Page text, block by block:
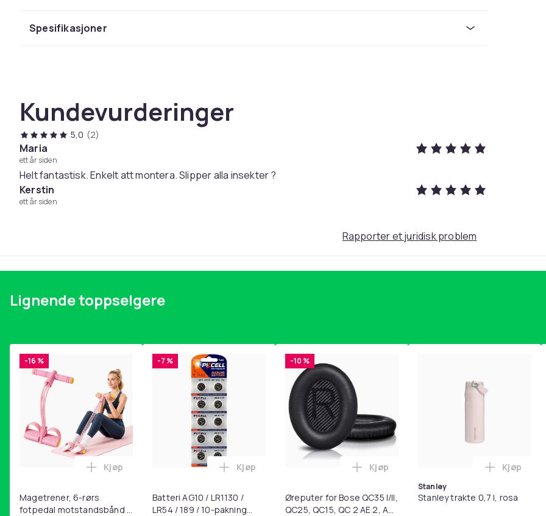
Den vektede snoren i bunnen bidrar til at nettet holder seg på plass selv når det blåser, mens
glidelåsen gjør det enkelt å gå inn og ut. Nettet er raskt å sette opp, enkelt å folde sammen og tar
Vektet snor i bunnen hjelper nettet med å holde seg på plass
Glidelås gjør det enkelt å gå inn og ut
Materiale: oxfordforsterket topp og bunn
Høyde: 260 cm
Diameter: velg mellom 3 m og 3,5 m
Montering: på parasolltak
Farge
90d5e9e7-b3a4-49e6-b6da-a40cdde7e872
Spesifikasjoner
Kundevurderinger
5,0 (2)
Maria
ett år siden
Helt fantastisk. Enkelt att montera. Slipper alla insekter ?
Kerstin
ett år siden
Rapporter et juridisk problem
Lignende toppselgere
-16 %
Magetrener, 6-rørs
fotpedal motstandsbånd -
Legg Magetrener, 6-rørs fotpedal motstandsbånd - mage- og kjernetrening, yoga og
Kjøp
-7 %
Batteri AG10 / LR1130 /
LR54 / 189 / 10-pakning
Legg Batteri AG10 / LR1130 / LR54 / 189 / 10-pakning PKcell i
Kjøp
-10 %
Øreputer for Bose QC35 I/II,
QC25, QC15, QC 2 AE 2, AE
Legg Øreputer for Bose QC35 I/II, QC25,
Kjøp
Stanley
Stanley trakte 0,7 l, rosa
Legg
Kjøp